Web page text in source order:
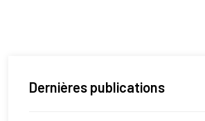
Dernières publications